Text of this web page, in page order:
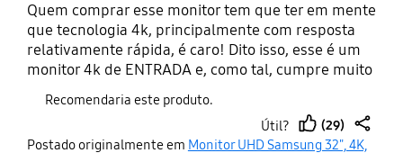
Quem comprar esse monitor tem que ter em mente
que tecnologia 4k, principalmente com resposta
relativamente rápida, é caro! Dito isso, esse é um
monitor 4k de ENTRADA e, como tal, cumpre muito
bem suas funções. O painel VA é um intermediário
entre a TN e IPS. Ou seja, o VA não tem a fidelidade
e ângulo de visão do IPS mas tem cores melhores
que IPS e TN, assim como melhor contraste. O TN é
Recomendaria este produto.
Útil?
thumb
(29)
share
Postado originalmente em Monitor UHD Samsung 32", 4K,